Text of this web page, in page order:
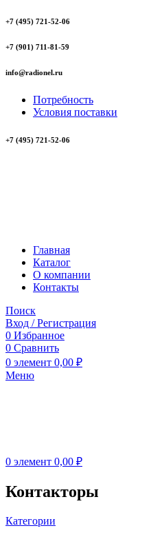
+7 (495) 721-52-06
+7 (901) 711-81-59
info@radionel.ru
Потребность
Условия поставки
+7 (495) 721-52-06
Главная
Каталог
О компании
Контакты
Поиск
Вход / Регистрация
0 Избранное
0 Сравнить
0 элемент 0,00 ₽
Меню
0 элемент 0,00 ₽
Контакторы
Категории